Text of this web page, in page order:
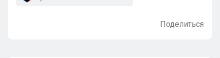
Поделиться